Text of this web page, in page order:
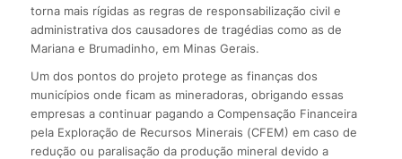
torna mais rígidas as regras de responsabilização civil e
administrativa dos causadores de tragédias como as de
Mariana e Brumadinho, em Minas Gerais.
Um dos pontos do projeto protege as finanças dos
municípios onde ficam as mineradoras, obrigando essas
empresas a continuar pagando a Compensação Financeira
pela Exploração de Recursos Minerais (CFEM) em caso de
redução ou paralisação da produção mineral devido a